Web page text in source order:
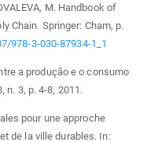
M. Handbook of
Chain. Springer: Cham, p.
978-3-030-87934-1_1
a produção e o consumo
n. 3, p. 4-8, 2011.
pour une approche
de la ville durables. In: